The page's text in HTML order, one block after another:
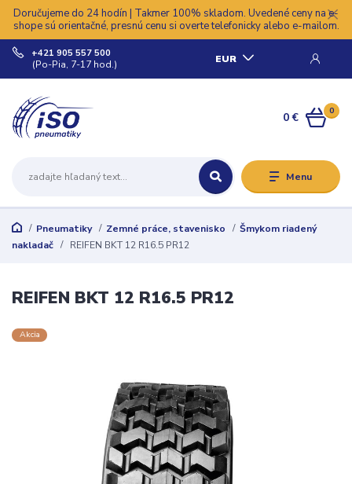
Doručujeme do 24 hodín | Takmer 100% skladom. Uvedené ceny na e-
shope sú orientačné, presnú cenu si overte telefonicky alebo e-mailom.
Menu
EUR
+421 905 557 500
(Po-Pia, 7-17 hod.)
0
0 €
Pneumatiky Zemné práce, stavenisko
Šmykom riadený
nakladač
REIFEN BKT 12 R16.5 PR12
REIFEN BKT 12 R16.5 PR12
Akcia